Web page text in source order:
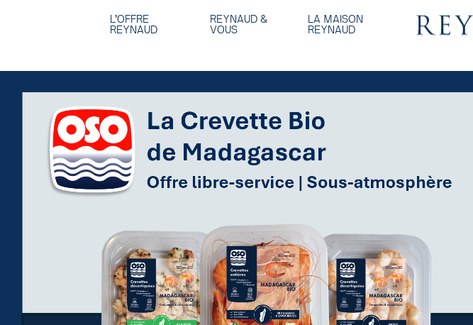
L’OFFRE
REYNAUD
REYNAUD &
VOUS
LA MAISON
REYNAUD